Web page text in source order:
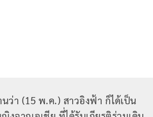
นว่า (15 พ.ค.) สาวอิงฟ้า ก็ได้เป็น